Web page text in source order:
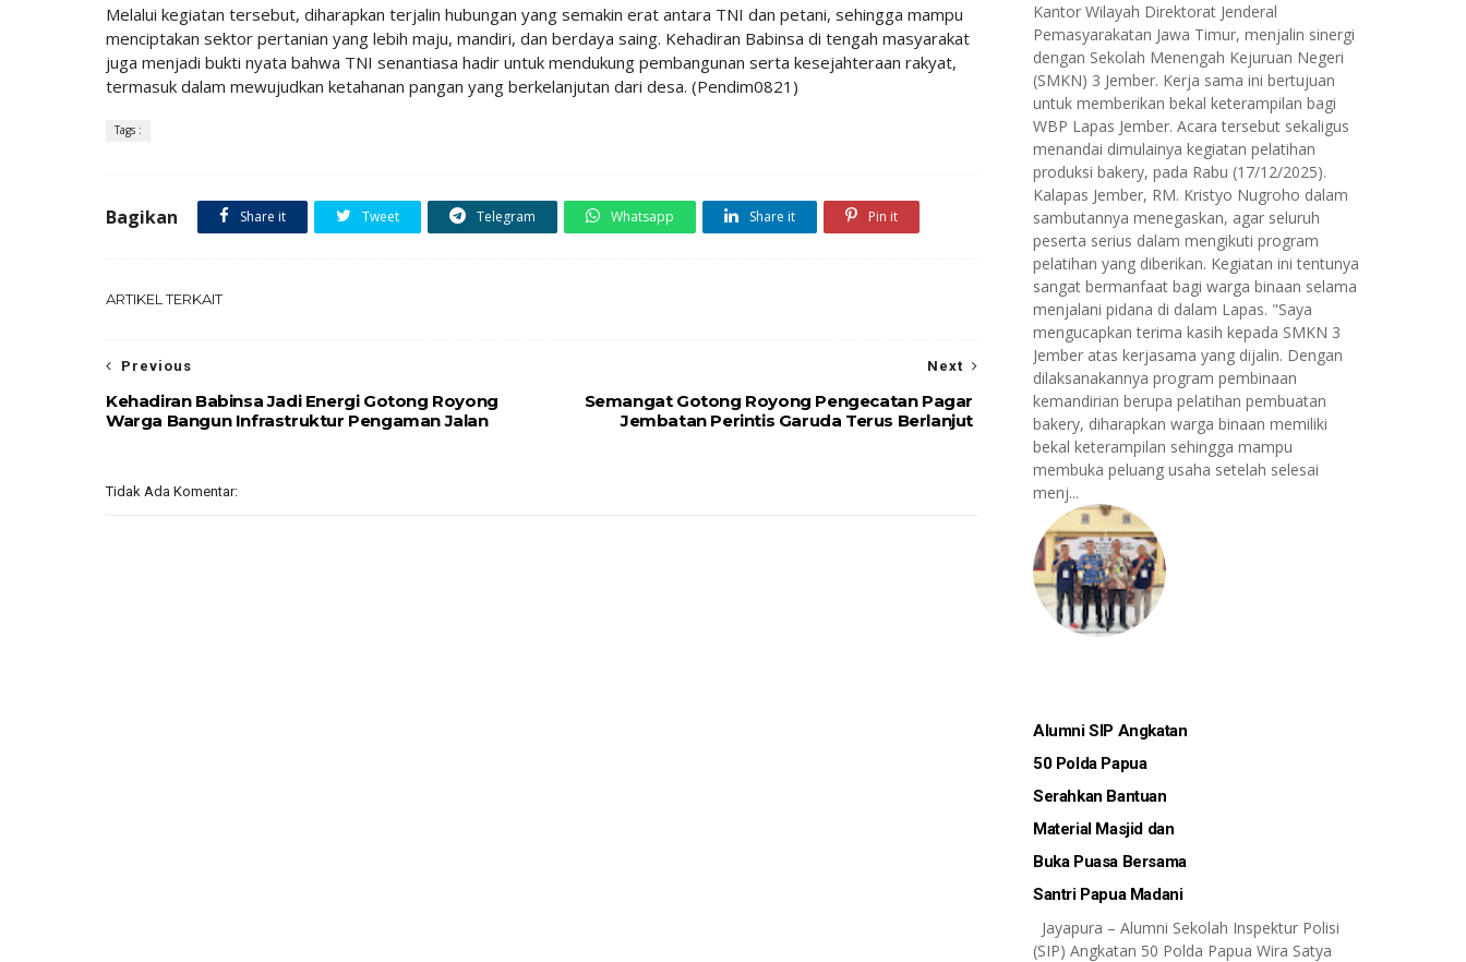
Melalui kegiatan tersebut, diharapkan terjalin hubungan yang semakin erat antara TNI dan petani, sehingga mampu
menciptakan sektor pertanian yang lebih maju, mandiri, dan berdaya saing. Kehadiran Babinsa di tengah masyarakat
juga menjadi bukti nyata bahwa TNI senantiasa hadir untuk mendukung pembangunan serta kesejahteraan rakyat,
termasuk dalam mewujudkan ketahanan pangan yang berkelanjutan dari desa. (Pendim0821)
Tags :
Bagikan Share it Tweet Telegram Whatsapp Share it Pin it
ARTIKEL TERKAIT
Next
Semangat Gotong Royong Pengecatan Pagar
Jembatan Perintis Garuda Terus Berlanjut
Previous
Kehadiran Babinsa Jadi Energi Gotong Royong
Warga Bangun Infrastruktur Pengaman Jalan
Tidak Ada Komentar:
Kantor Wilayah Direktorat Jenderal
Pemasyarakatan Jawa Timur, menjalin sinergi
dengan Sekolah Menengah Kejuruan Negeri
(SMKN) 3 Jember. Kerja sama ini bertujuan
untuk memberikan bekal keterampilan bagi
WBP Lapas Jember. Acara tersebut sekaligus
menandai dimulainya kegiatan pelatihan
produksi bakery, pada Rabu (17/12/2025).
Kalapas Jember, RM. Kristyo Nugroho dalam
sambutannya menegaskan, agar seluruh
peserta serius dalam mengikuti program
pelatihan yang diberikan. Kegiatan ini tentunya
sangat bermanfaat bagi warga binaan selama
menjalani pidana di dalam Lapas. "Saya
mengucapkan terima kasih kepada SMKN 3
Jember atas kerjasama yang dijalin. Dengan
dilaksanakannya program pembinaan
kemandirian berupa pelatihan pembuatan
bakery, diharapkan warga binaan memiliki
bekal keterampilan sehingga mampu
membuka peluang usaha setelah selesai
menj...
Alumni SIP Angkatan
50 Polda Papua
Serahkan Bantuan
Material Masjid dan
Buka Puasa Bersama
Santri Papua Madani
Jayapura – Alumni Sekolah Inspektur Polisi
(SIP) Angkatan 50 Polda Papua Wira Satya